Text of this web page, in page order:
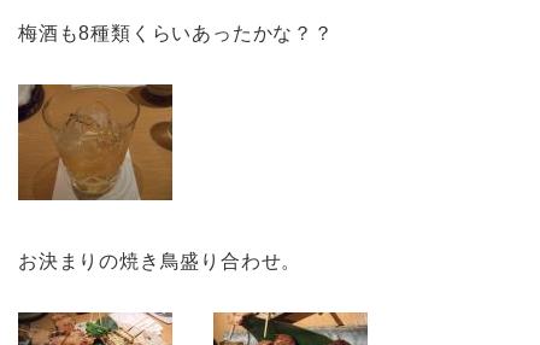
梅酒も8種類くらいあったかな？？
お決まりの焼き鳥盛り合わせ。